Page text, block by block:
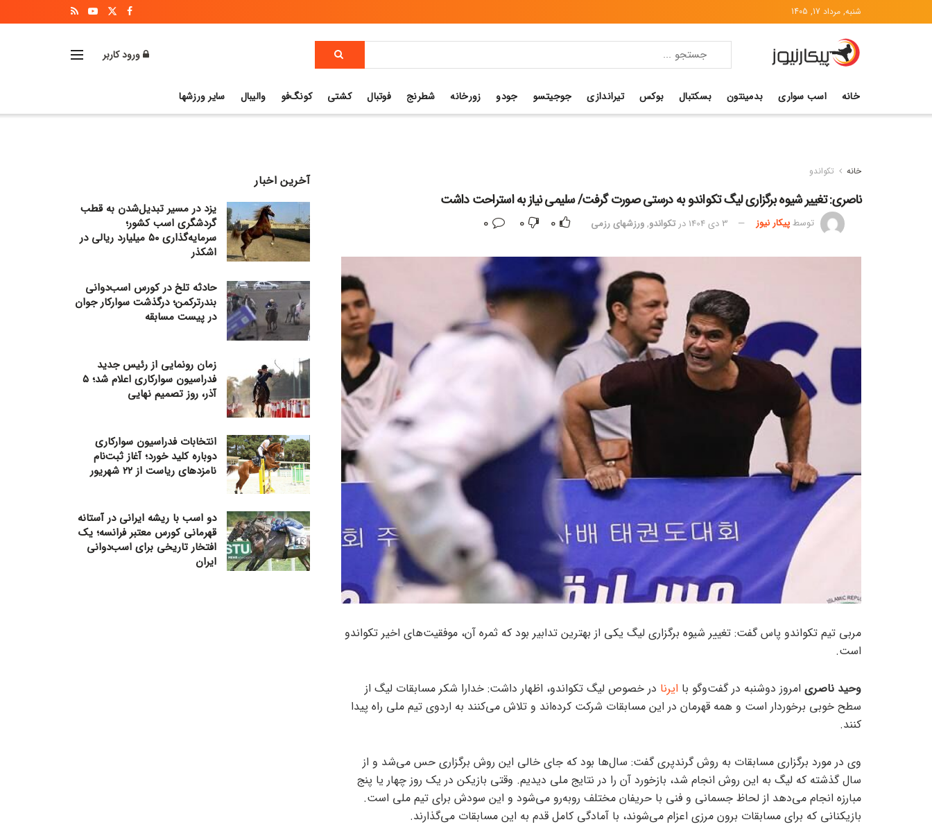
شنبه, مرداد 17, 1405
ورود کاربر
خانه اسب سواری بدمینتون بسکتبال بوکس تیراندازی جوجیتسو جودو زورخانه شطرنج فوتبال کشتی کونگ‌فو والیبال سایر ورزشها
خانه تکواندو
ناصری: تغییر شیوه برگزاری لیگ تکواندو به درستی صورت گرفت/ سلیمی نیاز به استراحت داشت
توسطپیکار نیوز 3 دی 1404 در تکواندو,ورزشهای رزمی 0
0
مربی تیم تکواندو پاس گفت: تغییر شیوه برگزاری لیگ یکی از بهترین تدابیر بود که ثمره آن، موفقیت‌های اخیر تکواندو
است.
وحید ناصری امروز دوشنبه در گفت‌وگو با ایرنا در خصوص لیگ تکواندو، اظهار داشت: خدارا شکر مسابقات لیگ از
سطح خوبی برخوردار است و همه قهرمان در این مسابقات شرکت کرده‌اند و تلاش می‌کنند به اردوی تیم ملی راه پیدا
کنند.
وی در مورد برگزاری مسابقات به روش گرندپری گفت: سال‌ها بود که جای خالی این روش برگزاری حس می‌شد و از
سال گذشته که لیگ به این روش انجام شد، بازخورد آن را در نتایج ملی دیدیم. وقتی بازیکن در یک روز چهار یا پنج
مبارزه انجام می‌دهد از لحاظ جسمانی و فنی با حریفان مختلف روبه‌رو می‌شود و این سودش برای تیم ملی است.
بازیکنانی که برای مسابقات برون مرزی اعزام می‌شوند، با آمادگی کامل قدم به این مسابقات می‌گذارند.
آخرین اخبار
یزد در مسیر تبدیل‌شدن به قطب
گردشگری اسب کشور؛
سرمایه‌گذاری ۵۰ میلیارد ریالی در
اشکذر
حادثه تلخ در کورس اسب‌دوانی
بندرترکمن؛ درگذشت سوارکار جوان
در پیست مسابقه
زمان رونمایی از رئیس جدید
فدراسیون سوارکاری اعلام شد؛ ۵
آذر، روز تصمیم نهایی
انتخابات فدراسیون سوارکاری
دوباره کلید خورد؛ آغاز ثبت‌نام
نامزدهای ریاست از ۲۲ شهریور
دو اسب با ریشه ایرانی در آستانه
قهرمانی کورس معتبر فرانسه؛ یک
افتخار تاریخی برای اسب‌دوانی
ایران